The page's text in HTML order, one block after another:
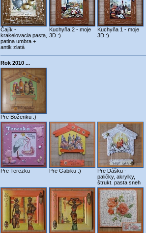
Čajík -
krakelovacia pasta,
patina umbra +
antik zlatá
Kuchyňa 2 - moje
3D :)
Kuchyňa 1 - moje
3D :)
Rok 2010 ...
Pre Boženku :)
Pre Terezku Pre Gabiku :)
Pre Dášku -
paličky, akrylky,
štrukt. pasta sneh